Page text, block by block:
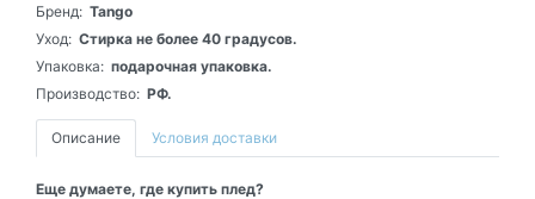
Бренд: Tango
Уход: Стирка не более 40 градусов.
Упаковка: подарочная упаковка.
Производство: РФ.
Описание Условия доставки
Еще думаете, где купить плед?